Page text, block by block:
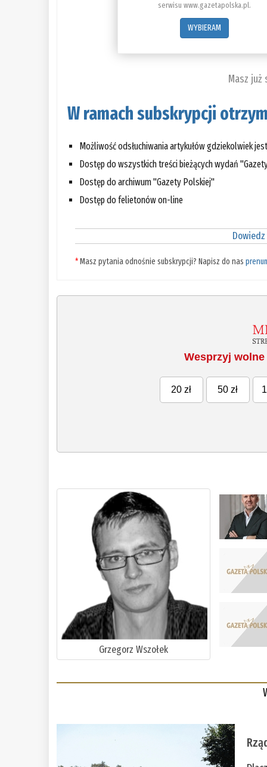
serwisu www.gazetapolska.pl.
WYBIERAM
Masz
W ramach subskrypcji
Możliwość odsłuchiwania artykułów gdziekolwiek
Dostęp do wszystkich treści bieżących wydań
Dostęp do archiwum "Gazety Polskiej"
Dostęp do felietonów on-line
*Masz pytania odnośnie subskrypcji? Napisz do nas
Wesprzyj
20 zł 50 zł
Grzegorz Wszołek